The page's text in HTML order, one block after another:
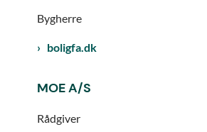
Bygherre
boligfa.dk
MOE A/S
Rådgiver